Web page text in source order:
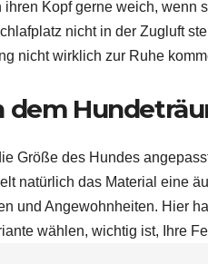
Kopf gerne weich, wenn
nicht in der Zugluft
nicht wirklich zur Ruhe
dem
Größe des Hundes
natürlich das Material eine
und Angewohnheiten. Hier
wählen, wichtig ist, Ihre